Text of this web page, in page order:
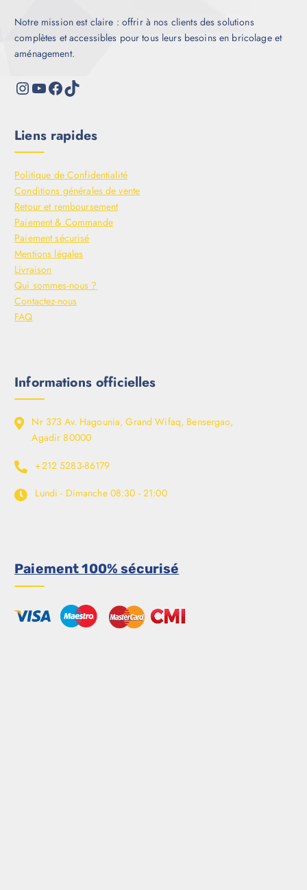
Notre mission est claire : offrir à nos clients des solutions
complètes et accessibles pour tous leurs besoins en bricolage et
aménagement.
Liens rapides
Politique de Confidentialité
Conditions générales de vente
Retour et remboursement
Paiement & Commande
Paiement sécurisé
Mentions légales
Livraison
Qui sommes-nous ?
Contactez-nous
FAQ
Informations officielles
Nr 373 Av. Hagounia, Grand Wifaq, Bensergao,
Agadir 80000
+212 5283-86179
Lundi - Dimanche 08:30 - 21:00
Paiement 100% sécurisé